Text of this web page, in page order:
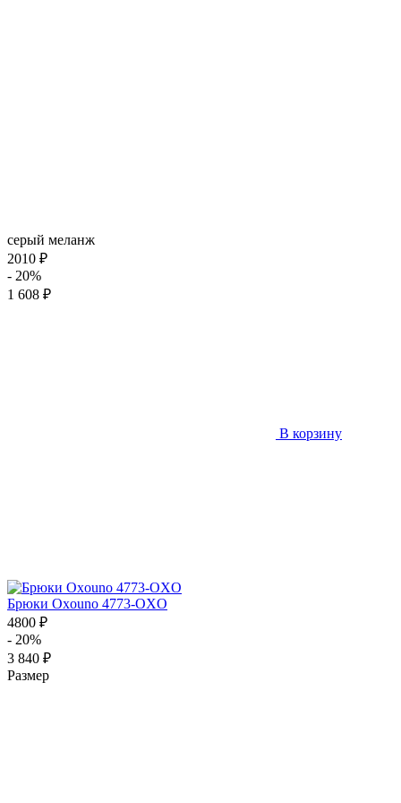
серый меланж
2010 ₽
- 20%
1 608 ₽
В корзину
Брюки Oxouno 4773-OXO
4800 ₽
- 20%
3 840 ₽
Размер